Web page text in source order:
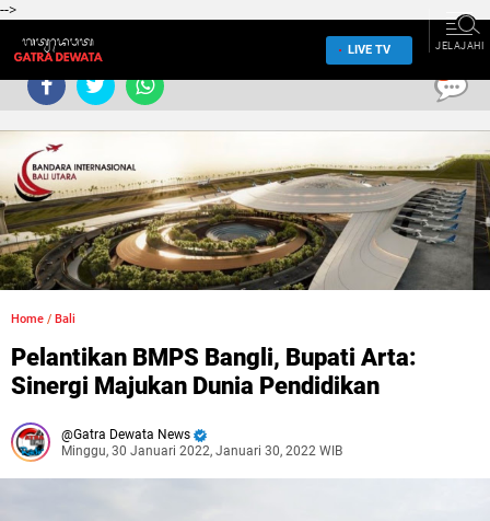
-->
LIVE TV JELAJAHI
Home / Bali
Pelantikan BMPS Bangli, Bupati Arta:
Sinergi Majukan Dunia Pendidikan
Gatra Dewata News
Minggu, 30 Januari 2022, Januari 30, 2022 WIB